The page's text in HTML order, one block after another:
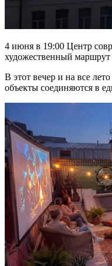
4 июня в 19:00 Центр
художественный
В этот вечер и на все
объекты соединяются в